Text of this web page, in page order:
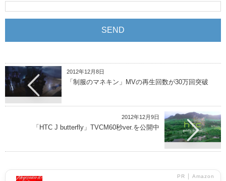
2012年12月8日
「制服のマネキン」MVの再生回数が30万回突破
2012年12月9日
「HTC J butterfly」TVCM60秒ver.を公開中
PR │ Amazon